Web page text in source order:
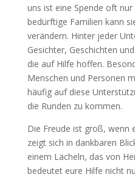
uns ist eine Spende oft
bedürftige Familien kann
verändern. Hinter jeder
Gesichter, Geschichten
die auf Hilfe hoffen.
Menschen und Personen
häufig auf diese
die Runden zu kommen.
Die Freude ist groß, wenn
zeigt sich in dankbaren
einem Lächeln, das von
bedeutet eure Hilfe nicht